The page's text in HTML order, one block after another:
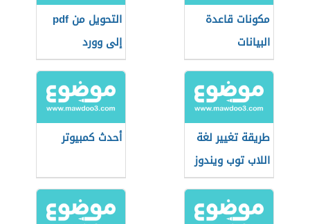
مكونات قاعدة
البيانات
التحويل من pdf
إلى وورد
طريقة تغيير لغة
اللاب توب ويندوز
7
أحدث كمبيوتر